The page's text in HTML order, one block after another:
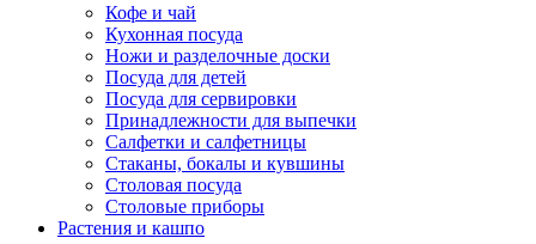
Кофе и чай
Кухонная посуда
Ножи и разделочные доски
Посуда для детей
Посуда для сервировки
Принадлежности для выпечки
Салфетки и салфетницы
Стаканы, бокалы и кувшины
Столовая посуда
Столовые приборы
Растения и кашпо